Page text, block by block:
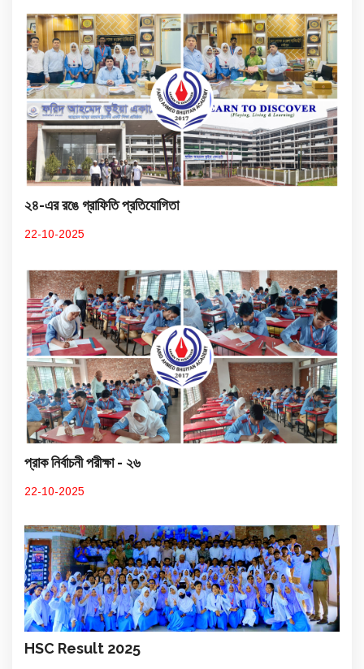
২৪-এর রঙে গ্রাফিতি প্রতিযোগিতা
22-10-2025
প্রাক নির্বাচনী পরীক্ষা - ২৬
22-10-2025
HSC Result 2025